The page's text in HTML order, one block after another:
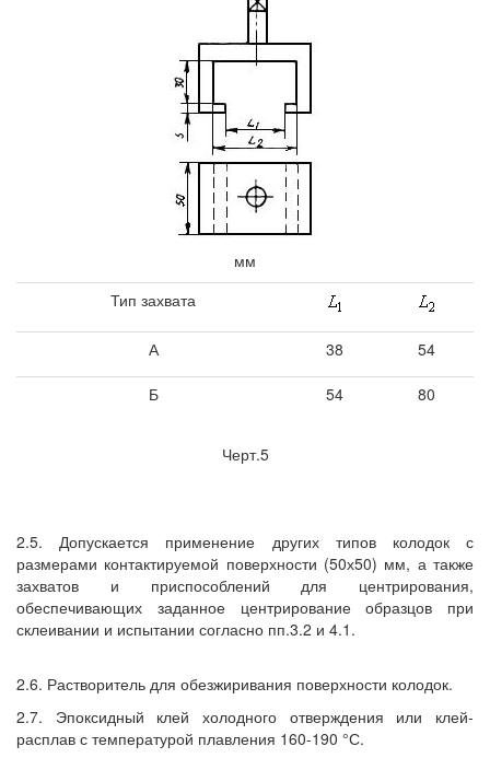
мм
Тип захвата
А 38 54
Б 54 80
Черт.5
2.5. Допускается применение других типов колодок с
размерами контактируемой поверхности (50х50) мм, а также
захватов и приспособлений для центрирования,
обеспечивающих заданное центрирование образцов при
склеивании и испытании согласно пп.3.2 и 4.1.
2.6. Растворитель для обезжиривания поверхности колодок.
2.7. Эпоксидный клей холодного отверждения или клей-
расплав с температурой плавления 160-190 °С.